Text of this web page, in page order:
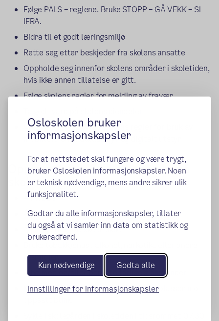
Osloskolen bruker
informasjonskapsler
For at nettstedet skal fungere og være trygt,
bruker Osloskolen informasjonskapsler. Noen
er teknisk nødvendige, mens andre sikrer ulik
funksjonalitet.
Godtar du alle informasjonskapsler, tillater
du også at vi samler inn data om statistikk og
brukeradferd.
Kun nødvendige Godta alle
Innstillinger for informasjonskapsler
Følge PALS – reglene. Bruke STOPP – GÅ VEKK – SI
IFRA.
Bidra til et godt læringsmiljø
Rette seg etter beskjeder fra skolens ansatte
Oppholde seg innenfor skolens områder i skoletiden,
hvis ikke annen tillatelse er gitt.
Følge skolens regler for melding av fravær
Vise nettvett og følge skolens regler for bruk av
mobiltelefoner, datautstyr og digitalt utstyr
Oppførsel som ikke aksepteres på
skolen vår:
Å mobbe
Å utøve eller true med fysisk vold
Å jukse eller forsøke å jukse
rusmidler.
Å ha med og/eller benytte farlige gjenstander
Kaste snøball, bortsett fra på anviste plasser mot